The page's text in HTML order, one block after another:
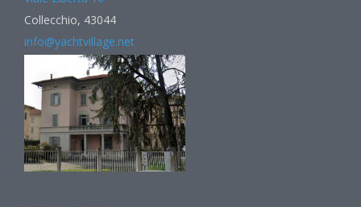
Collecchio, 43044
info@yachtvillage.net